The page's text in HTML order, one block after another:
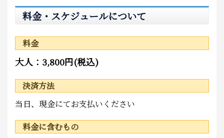
料金・スケジュールについて
料金
大人：3,800円(税込)
決済方法
当日、現金にてお支払いください
料金に含むもの